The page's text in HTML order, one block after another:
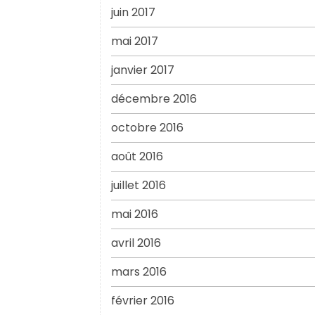
juin 2017
mai 2017
janvier 2017
décembre 2016
octobre 2016
août 2016
juillet 2016
mai 2016
avril 2016
mars 2016
février 2016